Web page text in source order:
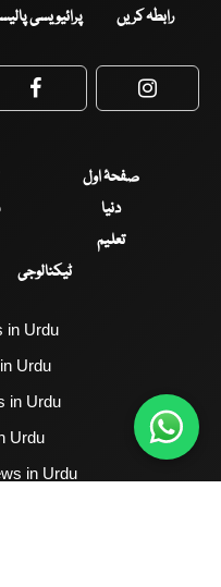
رابطہ کریں پرائیویسی
Facebook
صفحۂ اول
دنیا
تعلیم
ٹیکنالوجی
in Urdu
Urdu
in Urdu
Urdu
in Urdu